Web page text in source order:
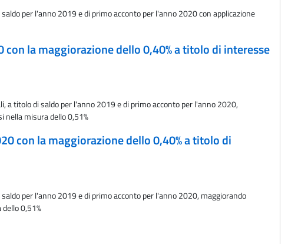
per l'anno 2019 e di primo acconto per l'anno 2020 con applicazione
la maggiorazione dello 0,40% a titolo di interesse
titolo di saldo per l'anno 2019 e di primo acconto per l'anno 2020,
nella misura dello 0,51%
con la maggiorazione dello 0,40% a titolo di
per l'anno 2019 e di primo acconto per l'anno 2020, maggiorando
0,51%